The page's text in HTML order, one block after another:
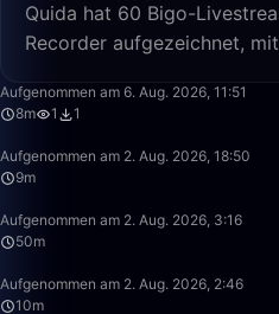
Quida hat 60 Bigo-
Recorder aufgezeichnet,
Aufgenommen am 6. Aug. 2026, 11:51
8m
1 1
Aufgenommen am 2. Aug. 2026, 18:50
9m
Aufgenommen am 2. Aug. 2026, 3:16
50m
Aufgenommen am 2. Aug. 2026, 2:46
10m